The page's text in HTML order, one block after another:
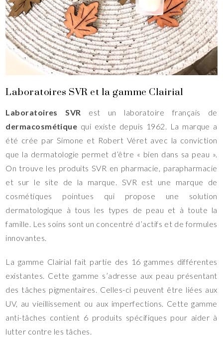
Laboratoires SVR et la gamme Clairial
Laboratoires SVR est un laboratoire français de
dermacosmétique qui existe depuis 1962. La marque a
été crée par Simone et Robert Véret avec la conviction
que la dermatologie permet d’être « bien dans sa peau ».
On trouve les produits SVR en pharmacie, parapharmacie
et sur le site de la marque. SVR est une marque de
cosmétiques pointues qui propose une solution
dermatologique à tous les types de peau et à toute la
famille. Les soins sont un concentré d’actifs et de formules
innovantes.
La gamme Clairial fait partie des 16 gammes différentes
existantes. Cette gamme s’adresse aux peau présentant
des tâches pigmentaires. Celles-ci peuvent être liées aux
UV, au vieillissement ou aux imperfections. Cette gamme
anti-tâches contient 6 produits spécifiques pour aider à
lutter contre les tâches.